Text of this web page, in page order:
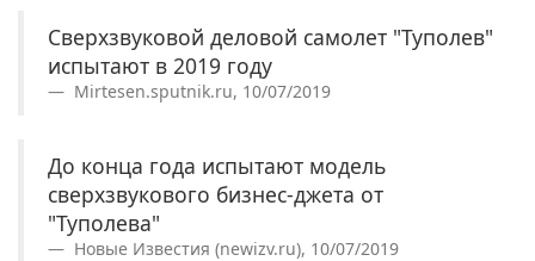
Сверхзвуковой деловой самолет "Туполев"
испытают в 2019 году
Mirtesen.sputnik.ru, 10/07/2019
До конца года испытают модель
сверхзвукового бизнес-джета от
"Туполева"
Новые Известия (newizv.ru), 10/07/2019